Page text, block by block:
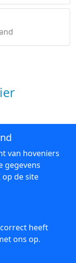
van hoveniers
gegevens
de site
heeft
ons op.